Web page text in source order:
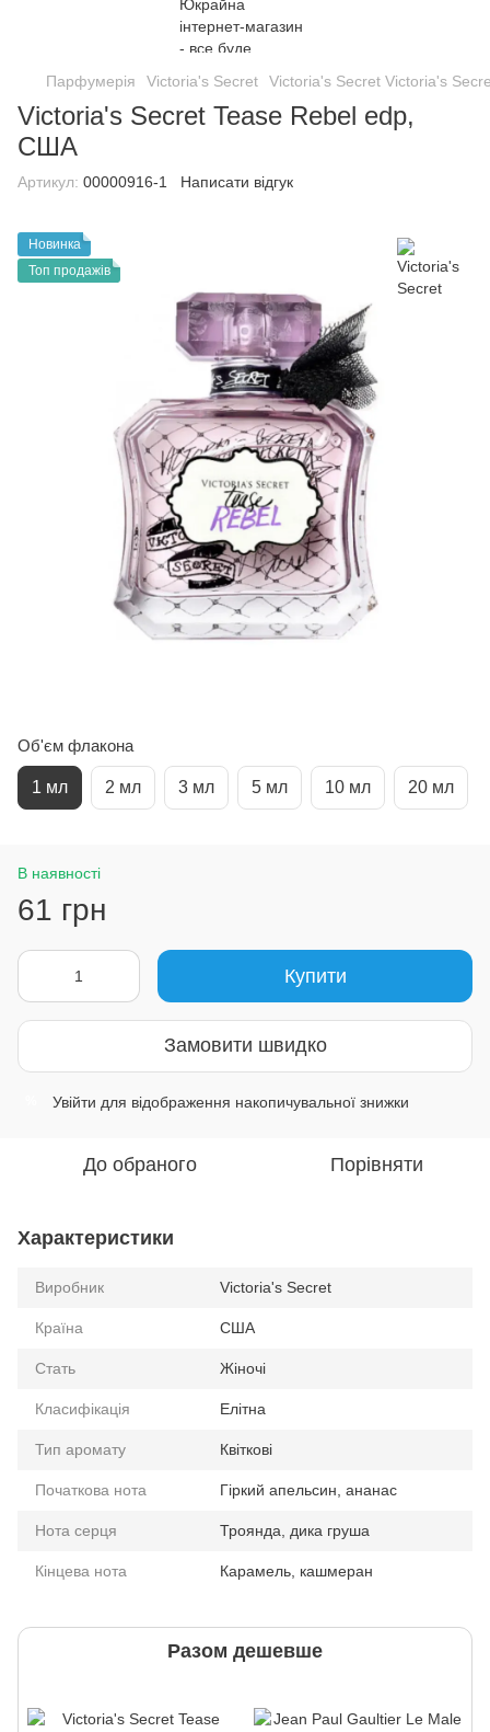
Парфумерія Victoria's Secret Victoria's Secret Victoria's
Victoria's Secret Tease Rebel edp,
США
Артикул: 00000916-1 Написати відгук
Новинка
Топ продажів
Об'єм флакона
1 мл 2 мл 3 мл 5 мл 10 мл 20 мл
В наявності
61 грн
Купити
Замовити швидко
Увійти для відображення накопичувальної знижки
До обраного Порівняти
Характеристики
Виробник Victoria's Secret
Країна США
Стать Жіночі
Класифікація Елітна
Тип аромату Квіткові
Початкова нота Гіркий апельсин, ананас
Нота серця Троянда, дика груша
Кінцева нота Карамель, кашмеран
Разом дешевше